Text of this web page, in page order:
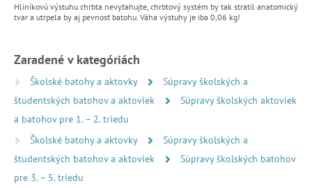
Hliníkovú výstuhu chrbta nevyťahujte, chrbtový systém by tak stratil anatomický
tvar a utrpela by aj pevnosť batohu. Váha výstuhy je iba 0,06 kg!
Zaradené v kategóriách
Školské batohy a aktovky
Súpravy školských a
študentských batohov a aktoviek
Súpravy školských aktoviek
a batohov pre 1. – 2. triedu
Školské batohy a aktovky
Súpravy školských a
študentských batohov a aktoviek
Súpravy školských batohov
pre 3. – 5. triedu